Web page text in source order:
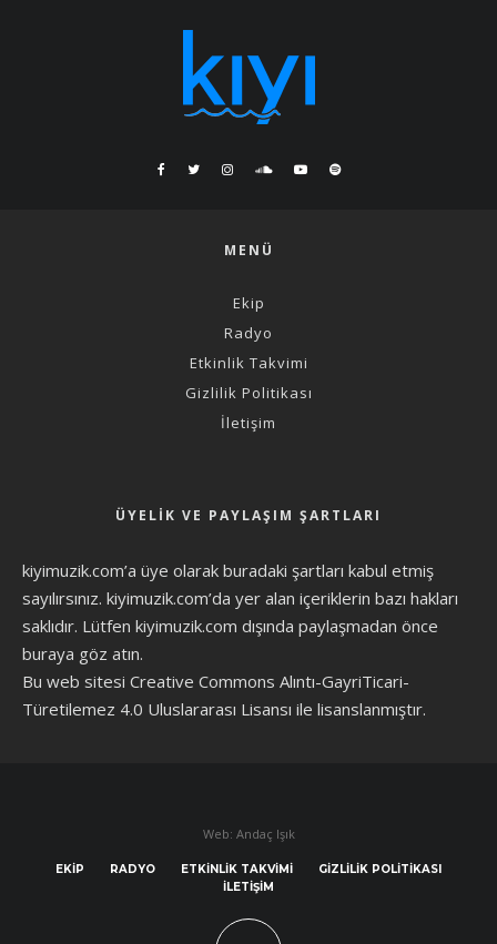
MENÜ
Ekip
Radyo
Etkinlik Takvimi
Gizlilik Politikası
İletişim
ÜYELIK VE PAYLAŞIM ŞARTLARI
kiyimuzik.com’a üye olarak buradaki şartları kabul etmiş
sayılırsınız. kiyimuzik.com’da yer alan içeriklerin bazı hakları
saklıdır. Lütfen kiyimuzik.com dışında paylaşmadan önce
buraya göz atın.
Bu web sitesi Creative Commons Alıntı-GayriTicari-
Türetilemez 4.0 Uluslararası Lisansı ile lisanslanmıştır.
Web: Andaç Işık
EKIP RADYO ETKINLIK TAKVIMI
GIZLILIK POLITIKASI
İLETIŞIM